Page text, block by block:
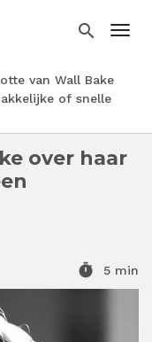
search
van Wall Bake
of snelle
over haar
timer 5 min